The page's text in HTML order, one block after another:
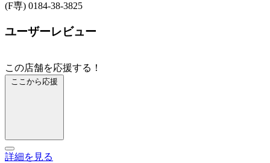
(F専) 0184-38-3825
ユーザーレビュー
この店舗を応援する！
ここから応援
詳細を見る